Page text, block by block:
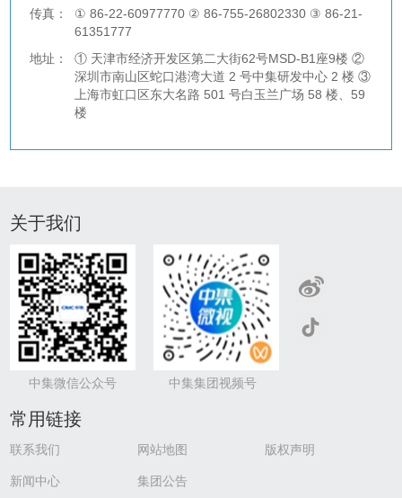
传真：
① 86-22-60977770 ② 86-755-26802330 ③ 86-21-
61351777
地址：
① 天津市经济开发区第二大街62号MSD-B1座9楼 ②
深圳市南山区蛇口港湾大道 2 号中集研发中心 2 楼 ③
上海市虹口区东大名路 501 号白玉兰广场 58 楼、59
楼
关于我们
中集微信公众号 中集集团视频号
常用链接
联系我们 网站地图 版权声明
新闻中心 集团公告